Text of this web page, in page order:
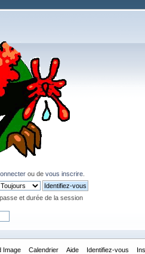
ou de vous inscrire.
et durée de la session
Image Calendrier Aide Identifiez-vous